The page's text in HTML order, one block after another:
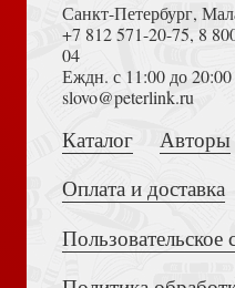
Второе послание
Толкование на
Санкт-Петербург,
+7 812 571-20-75, 8
04
Еждн. с 11:00 до
slovo@peterlink.ru
Каталог
Авторы
Оплата и доставка
Пользовательское